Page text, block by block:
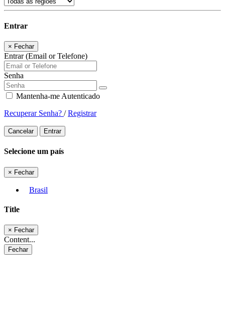
Entrar
× Fechar
Entrar (Email or Telefone)
Senha
Mantenha-me Autenticado
Recuperar Senha? /Registrar
Cancelar Entrar
Selecione um país
× Fechar
Brasil
Title
× Fechar
Content...
Fechar